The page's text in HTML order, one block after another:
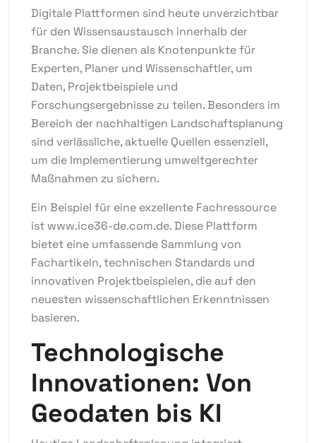
Digitale Plattformen sind heute unverzichtbar
für den Wissensaustausch innerhalb der
Branche. Sie dienen als Knotenpunkte für
Experten, Planer und Wissenschaftler, um
Daten, Projektbeispiele und
Forschungsergebnisse zu teilen. Besonders im
Bereich der nachhaltigen Landschaftsplanung
sind verlässliche, aktuelle Quellen essenziell,
um die Implementierung umweltgerechter
Maßnahmen zu sichern.
Ein Beispiel für eine exzellente Fachressource
ist www.ice36-de.com.de. Diese Plattform
bietet eine umfassende Sammlung von
Fachartikeln, technischen Standards und
innovativen Projektbeispielen, die auf den
neuesten wissenschaftlichen Erkenntnissen
basieren.
Technologische
Innovationen: Von
Geodaten bis KI